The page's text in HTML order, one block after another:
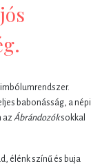
babonásság, a népi
az Ábrándozóksokkal
élénk színű és buja